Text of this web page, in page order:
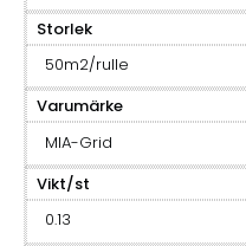
Storlek
50m2/rulle
Varumärke
MIA-Grid
Vikt/st
0.13